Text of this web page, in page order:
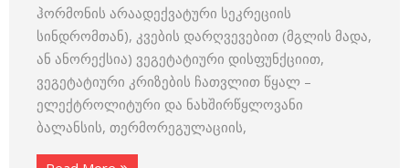
ჰორმონის არაადექვატური სეკრეციის
სინდრომთან), კვების დარღვევებით (მგლის მადა,
ან ანორექსია) ვეგეტატიური დისფუნქციით,
ვეგეტატიური კრიზების ჩათვლით წყალ –
ელექტროლიტური და ნახშირწყლოვანი
ბალანსის, თერმორეგულაციის,